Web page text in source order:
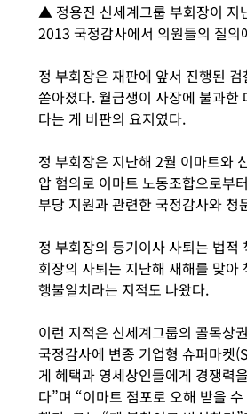
▲ 정용진 신세계그룹 부회장이 지
2013 국정감사에서 의원들의 질
정 부회장은 재판에 앞서 진행된
쏟아졌다. 월급쟁이 사장에 불과한
다는 게 비판의 요지였다.
정 부회장은 지난해 2월 이마트와
압 혐의로 이마트 노동조합으로부
부당 지원과 관련한 국정감사와
정 부회장의 등기이사 사퇴는 법
회장의 사퇴는 지난해 새해를 맞
행불일치라는 지적도 나왔다.
이런 지적은 신세계그룹의 골목상
국정감사에 변종 기업형 슈퍼마켓
게 혜택과 영세상인들에게 경쟁력
다”며 “이마트 점포로 오해 받을